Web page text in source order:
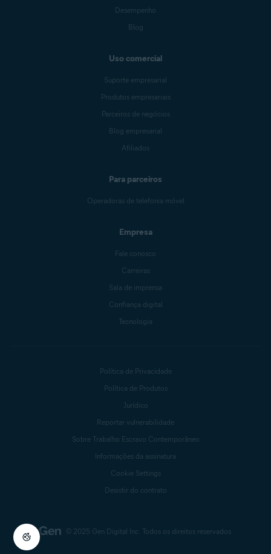
Desempenho
Blog
Uso comercial
Suporte empresarial
Produtos empresariais
Parceiros de negócios
Blog empresarial
Afiliados
Para parceiros
Operadoras de telefonia móvel
Empresa
Fale conosco
Carreiras
Sala de imprensa
Confiança digital
Tecnologia
© 2025 Gen Digital Inc. Todos os direitos reservados.
Política de Privacidade
Política de Produtos
Jurídico
Reportar vulnerabilidade
Sobre Trabalho Escravo Contemporâneo
Informações da assinatura
Cookie Settings
Desistir do contrato